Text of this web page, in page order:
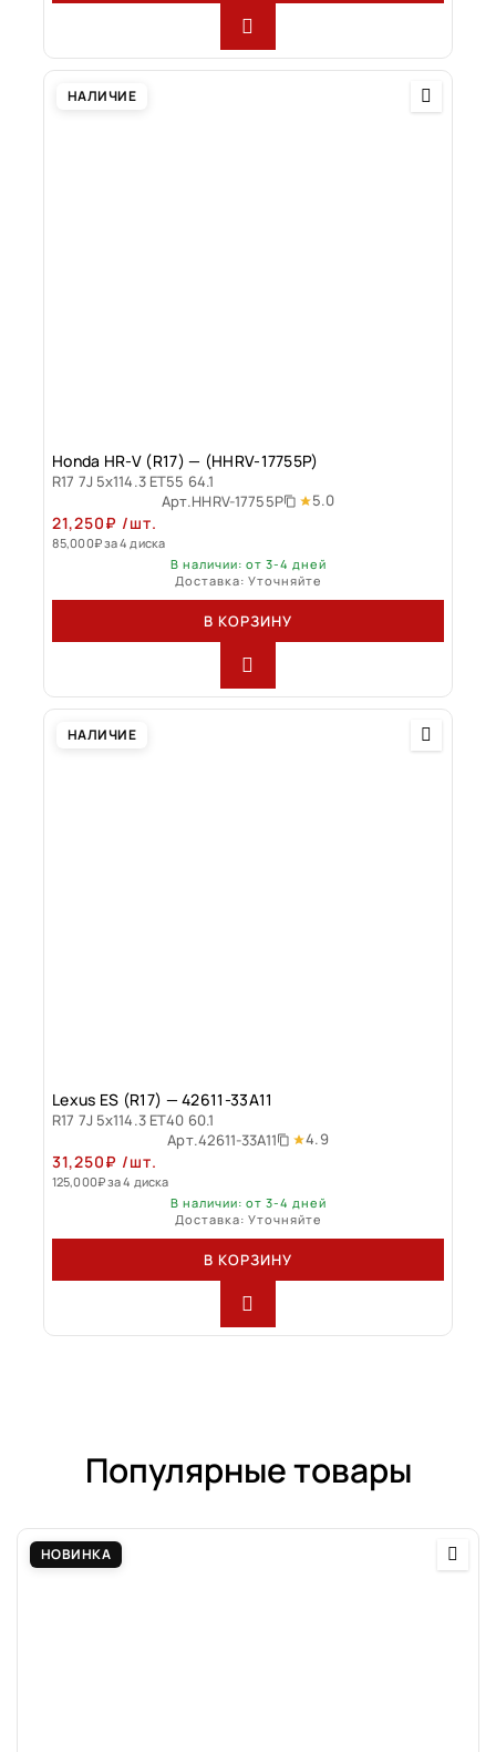
НАЛИЧИЕ
Honda HR-V (R17) — (HHRV-17755P)
R17 7J 5x114.3 ET55 64.1
Арт.HHRV-17755P 5.0
21,250₽ /шт.
85,000₽за 4 диска
В наличии: от 3-4 дней
Доставка: Уточняйте
В КОРЗИНУ
НАЛИЧИЕ
Lexus ES (R17) — 42611-33A11
R17 7J 5x114.3 ET40 60.1
Арт.42611-33A11 4.9
31,250₽ /шт.
125,000₽за 4 диска
В наличии: от 3-4 дней
Доставка: Уточняйте
В КОРЗИНУ
Популярные товары
НОВИНКА